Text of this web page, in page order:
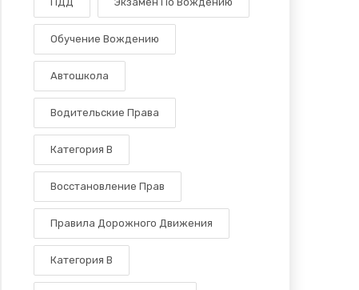
Обучение Вождению
Автошкола
Водительские Права
Категория В
Восстановление Прав
Правила Дорожного Движения
Категория B